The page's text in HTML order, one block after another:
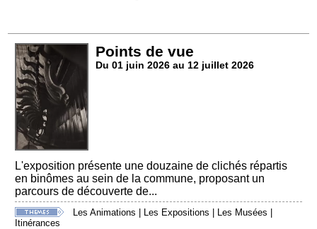
Points de vue
Du 01 juin 2026 au 12 juillet 2026
L'exposition présente une douzaine de clichés répartis
en binômes au sein de la commune, proposant un
parcours de découverte de...
Les Animations Les Expositions Les Musées
Itinérances